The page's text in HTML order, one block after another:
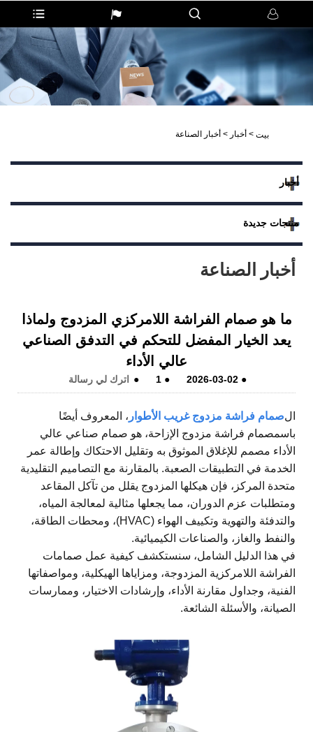
بيت > أخبار > أخبار الصناعة
أخبار
منتجات جديدة
أخبار الصناعة
ما هو صمام الفراشة اللامركزي المزدوج ولماذا
يعد الخيار المفضل للتحكم في التدفق الصناعي
عالي الأداء
●
2026-03-02
●
1
● اترك لي رسالة
الصمام فراشة مزدوج غريب الأطوار ، المعروف أيضًا
باسمصمام فراشة مزدوج الإزاحة، هو صمام صناعي عالي
الأداء مصمم للإغلاق الموثوق به وتقليل الاحتكاك وإطالة عمر
الخدمة في التطبيقات الصعبة. بالمقارنة مع التصاميم التقليدية
متحدة المركز، فإن هيكلها المزدوج يقلل من تآكل المقاعد
ومتطلبات عزم الدوران، مما يجعلها مثالية لمعالجة المياه،
والتدفئة والتهوية وتكييف الهواء (HVAC)، ومحطات الطاقة،
والنفط والغاز، والصناعات الكيميائية.
في هذا الدليل الشامل، سنستكشف كيفية عمل صمامات
الفراشة اللامركزية المزدوجة، ومزاياها الهيكلية، ومواصفاتها
الفنية، وجداول مقارنة الأداء، وإرشادات الاختيار، وممارسات
الصيانة، والأسئلة الشائعة.